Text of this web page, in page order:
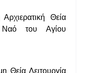
Θεία
Ναό του Αγίου
Θεία Λειτουργία